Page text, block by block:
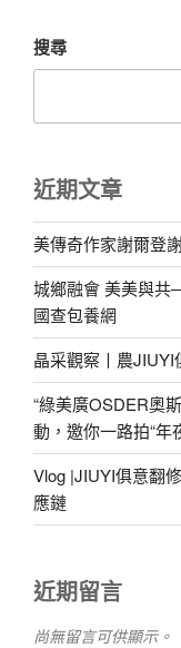
搜尋
近期文章
美傳奇作家謝爾登
城鄉融會 美美與共
國查包養網
晶采觀察丨農JIUYI
“綠美廣OSDER奧
動，邀你一路拍“年
Vlog |JIUYI俱意翻
應鏈
近期留言
尚無留言可供顯示。